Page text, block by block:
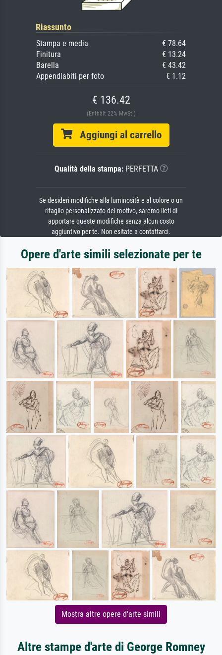
Riassunto
Stampa e media
€ 78.64
Finitura
€ 13.24
Barella
€ 43.42
Appendiabiti per foto
€ 1.12
€ 136.42
(Enthält 22% MwSt.)
Aggiungi al carrello
Qualità della stampa:PERFETTA
Se desideri modifiche alla luminosità e al colore o un
ritaglio personalizzato del motivo, saremo lieti di
apportare queste modifiche senza alcun costo
aggiuntivo per te. Non esitate a contattarci.
Opere d'arte simili selezionate per te
Mostra altre opere d'arte simili
Altre stampe d'arte di George Romney